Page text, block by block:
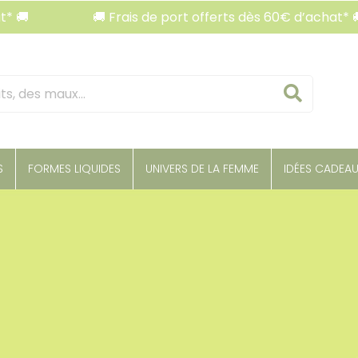
Frais de port offerts dès 60€ d’achat* 🚚 🚚
FORMES LIQUIDES UNIVERS DE LA FEMME IDÉES